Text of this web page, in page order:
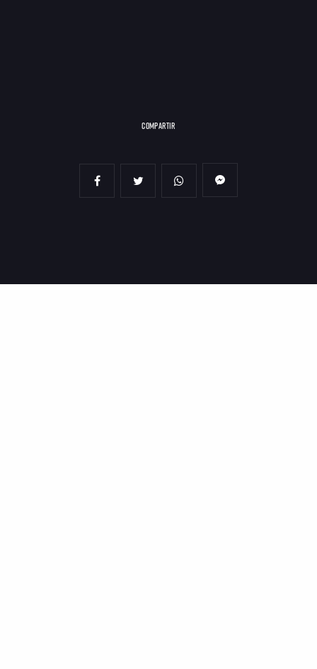
COMPARTIR